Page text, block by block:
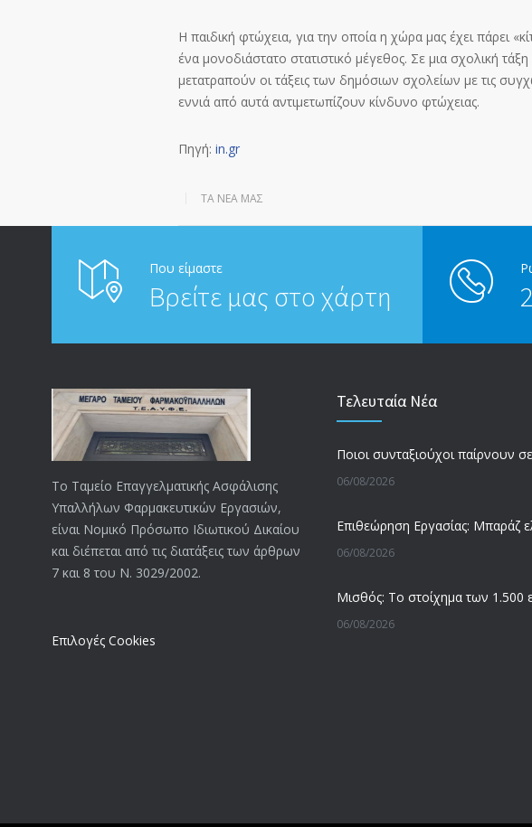
Η παιδική φτώχεια, για την οποία η χώρα μας έχει πάρει
ένα μονοδιάστατο στατιστικό μέγεθος. Σε μια σχολική
μετατραπούν οι τάξεις των δημόσιων σχολείων με τις
εννιά από αυτά αντιμετωπίζουν κίνδυνο φτώχειας.
Πηγή: in.gr
ΤΑ ΝΈΑ ΜΑΣ
Που είμαστε
Βρείτε μας στο χάρτη
Το Ταμείο Επαγγελματικής Ασφάλισης
Υπαλλήλων Φαρμακευτικών Εργασιών,
είναι Νομικό Πρόσωπο Ιδιωτικού Δικαίου
και διέπεται από τις διατάξεις των άρθρων
7 και 8 του Ν. 3029/2002.
Επιλογές Cookies
Τελευταία Νέα
06/08/2026
06/08/2026
06/08/2026